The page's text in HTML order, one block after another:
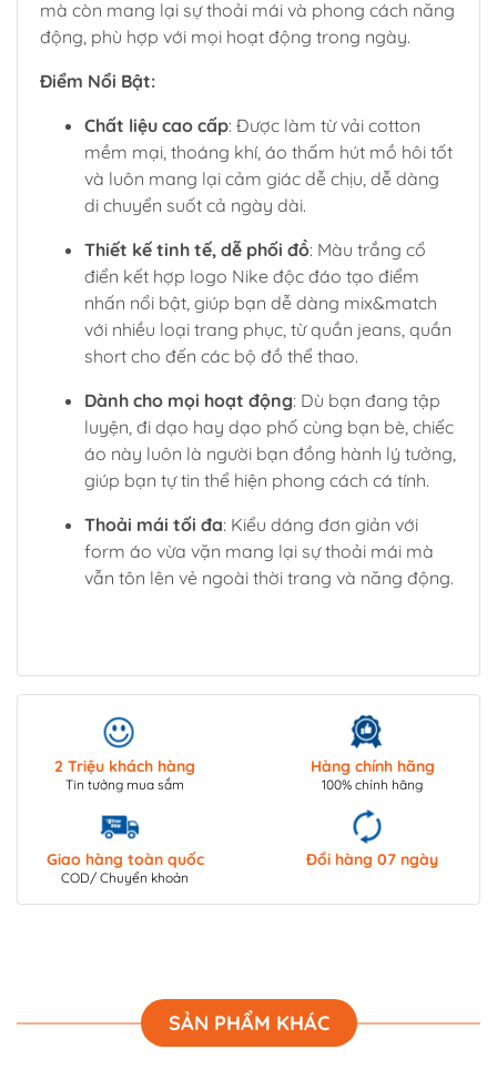
mà còn mang lại sự thoải mái và phong cách năng
động, phù hợp với mọi hoạt động trong ngày.
Điểm Nổi Bật:
Chất liệu cao cấp: Được làm từ vải cotton
mềm mại, thoáng khí, áo thấm hút mồ hôi tốt
và luôn mang lại cảm giác dễ chịu, dễ dàng
di chuyển suốt cả ngày dài.
Thiết kế tinh tế, dễ phối đồ: Màu trắng cổ
điển kết hợp logo Nike độc đáo tạo điểm
nhấn nổi bật, giúp bạn dễ dàng mix&match
với nhiều loại trang phục, từ quần jeans, quần
short cho đến các bộ đồ thể thao.
Dành cho mọi hoạt động: Dù bạn đang tập
luyện, đi dạo hay dạo phố cùng bạn bè, chiếc
áo này luôn là người bạn đồng hành lý tưởng,
giúp bạn tự tin thể hiện phong cách cá tính.
Thoải mái tối đa: Kiểu dáng đơn giản với
form áo vừa vặn mang lại sự thoải mái mà
vẫn tôn lên vẻ ngoài thời trang và năng động.
2 Triệu khách hàng
Tin tưởng mua sắm
Hàng chính hãng
100% chính hãng
Giao hàng toàn quốc
COD/ Chuyển khoản
Đổi hàng 07 ngày
SẢN PHẨM KHÁC